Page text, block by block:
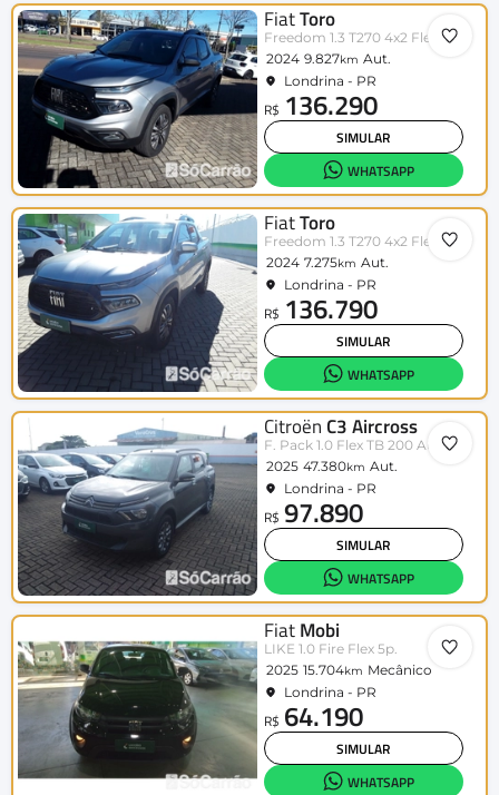
FiatToro
Freedom 1.3 T270 4x2 Flex Aut.
2024 9.827km Aut.
Londrina - PR
R$ 136.290
SIMULAR
WHATSAPP
FiatToro
Freedom 1.3 T270 4x2 Flex Aut.
2024 7.275km Aut.
Londrina - PR
R$ 136.790
SIMULAR
WHATSAPP
Citroën C3 Aircross
F. Pack 1.0 Flex TB 200 Aut.
2025 47.380km Aut.
Londrina - PR
R$ 97.890
SIMULAR
WHATSAPP
Fiat Mobi
LIKE 1.0 Fire Flex 5p.
2025 15.704km Mecânico
Londrina - PR
R$ 64.190
SIMULAR
WHATSAPP